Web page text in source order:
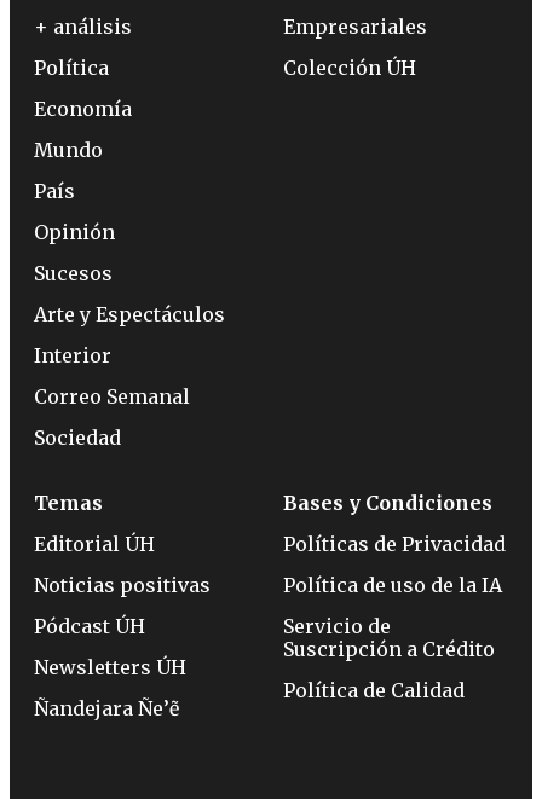
+ análisis
Política
Economía
Mundo
País
Opinión
Sucesos
Arte y Espectáculos
Interior
Correo Semanal
Sociedad
Empresariales
Colección ÚH
Temas
Editorial ÚH
Noticias positivas
Pódcast ÚH
Newsletters ÚH
Ñandejara Ñe’ẽ
Bases y Condiciones
Políticas de Privacidad
Política de uso de la IA
Servicio de
Suscripción a Crédito
Política de Calidad